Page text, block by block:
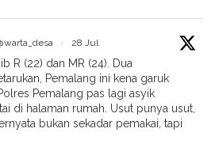
· 28 Jul
R (22) dan MR (24). Dua
Pemalang ini kena garuk
Pemalang pas lagi asyik
di halaman rumah. Usut punya usut,
bukan sekadar pemakai, tapi